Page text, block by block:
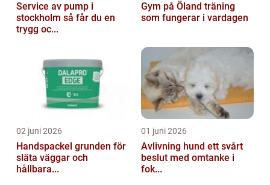
Service av pump i
stockholm så får du en
trygg oc...
Gym på Öland träning
som fungerar i vardagen
02 juni 2026
Handspackel grunden för
släta väggar och
hållbara...
01 juni 2026
Avlivning hund ett svårt
beslut med omtanke i
fok...